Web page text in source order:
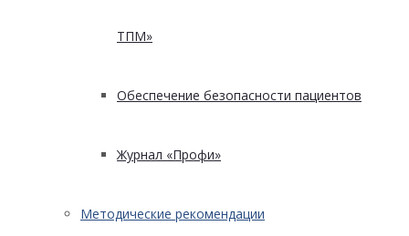
ТПМ»
Обеспечение безопасности пациентов
Журнал «Профи»
Методические рекомендации